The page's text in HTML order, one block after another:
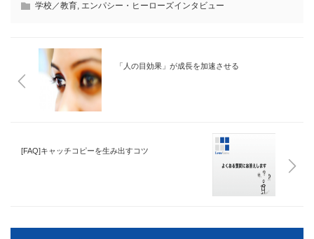
学校／教育, エンパシー・ヒーローズインタビュー
「人の目効果」が成長を加速させる
[FAQ]キャッチコピーを生み出すコツ